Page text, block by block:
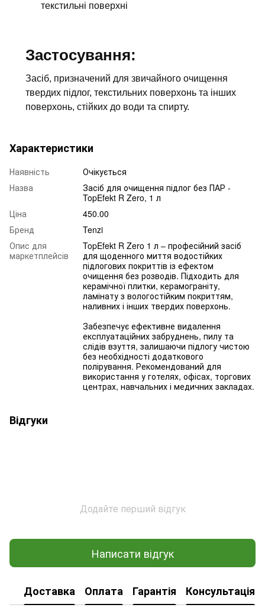
текстильні поверхні
Застосування:
Засіб, призначений для звичайного очищення
твердих підлог, текстильних поверхонь та інших
поверхонь, стійких до води та спирту.
Характеристики
Наявність
Очікується
Назва
Засіб для очищення підлог без ПАР -
TopEfekt R Zero, 1 л
Ціна
450.00
Бренд
Tenzi
Опис для
маркетплейсів
TopEfekt R Zero 1 л – професійний засіб
для щоденного миття водостійких
підлогових покриттів із ефектом
очищення без розводів. Підходить для
керамічної плитки, керамограніту,
ламінату з вологостійким покриттям,
наливних і інших твердих поверхонь.
Забезпечує ефективне видалення
експлуатаційних забруднень, пилу та
слідів взуття, залишаючи підлогу чистою
без необхідності додаткового
полірування. Рекомендований для
використання у готелях, офісах, торгових
центрах, навчальних і медичних закладах.
Відгуки
Додайте перший відгук
Написати відгук
Доставка Оплата Гарантія Консультація